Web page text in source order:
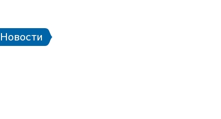
Новости